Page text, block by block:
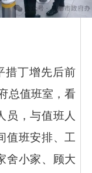
丁增先后前
总值班室，看
员，与值班人
值班安排、工
舍小家、顾大